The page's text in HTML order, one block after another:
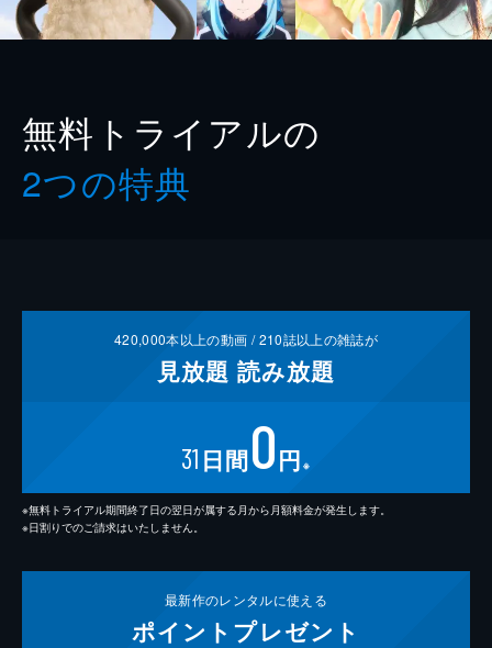
無料トライアルの
2つの特典
420,000本以上の動画 /210誌以上の雑誌が
見放題 読み放題
31 日間0円 ※
※無料トライアル期間終了日の翌日が属する月から月額料金が発生します。
※日割りでのご請求はいたしません。
最新作のレンタルに使える
ポイント プレゼント